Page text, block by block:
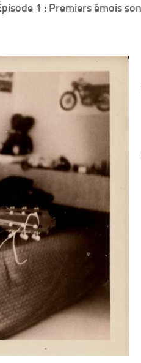
1 : Premiers émois